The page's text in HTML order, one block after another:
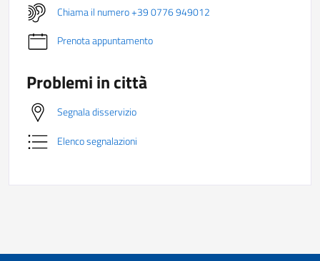
Chiama il numero +39 0776 949012
Prenota appuntamento
Problemi in città
Segnala disservizio
Elenco segnalazioni